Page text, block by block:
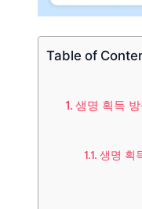
Table of
생명 획득
생명 획